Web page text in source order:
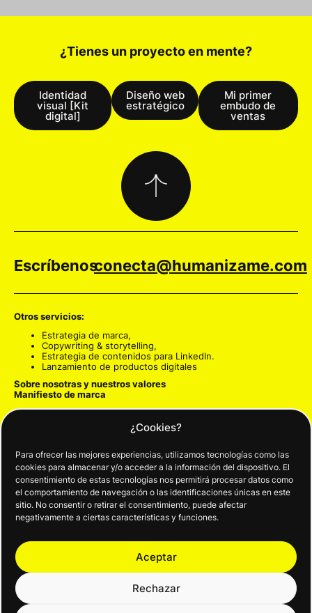
¿Cookies?
Para ofrecer las mejores experiencias, utilizamos tecnologías como las
cookies para almacenar y/o acceder a la información del dispositivo. El
consentimiento de estas tecnologías nos permitirá procesar datos como
el comportamiento de navegación o las identificaciones únicas en este
sitio. No consentir o retirar el consentimiento, puede afectar
negativamente a ciertas características y funciones.
Aceptar
Rechazar
¿Tienes un proyecto en mente?
Identidad
visual [Kit
digital]
Diseño web
estratégico
Mi primer
embudo de
ventas
Escríbenosconecta@humanizame.com
Otros servicios:
Estrategia de marca,
Copywriting & storytelling,
Estrategia de contenidos para LinkedIn.
Lanzamiento de productos digitales
Sobre nosotras y nuestros valores
Manifiesto de marca
-> Para que te reconozcan
encuentren
Copywriting y storytelling
-> Para conectar y persuadir
Embudos de venta-> Para que te compren
Estrategia para RRSS-> Para guiar y crear comunidad
Formulario de contacto